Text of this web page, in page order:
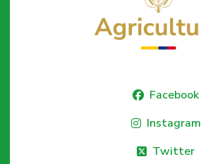
Facebook
Instagram
Twitter